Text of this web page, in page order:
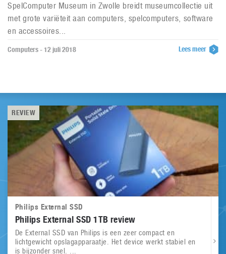
SpelComputer Museum in Zwolle breidt museumcollectie uit
met grote variëteit aan computers, spelcomputers, software
en accessoires...
Computers - 12 juli 2018 Lees meer
REVIEW
Philips External SSD
Philips External SSD 1TB review
De External SSD van Philips is een zeer compact en
lichtgewicht opslagapparaatje. Het device werkt stabiel en
is bijzonder snel. ...